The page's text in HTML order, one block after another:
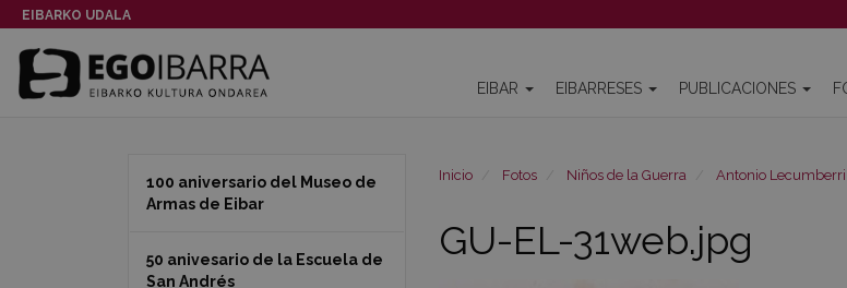
EIBARKO UDALA
EIBAR EIBARRESES PUBLICACIONES
Inicio Fotos Niños de la Guerra Antonio Lecumberri
GU-EL-31web.jpg
100 aniversario del Museo de
Armas de Eibar
50 anivesario de la Escuela de
San Andrés